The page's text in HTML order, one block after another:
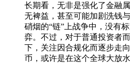
长期看，无非是强化了金融
无裨益，甚至可能加剧洗钱
硝烟的“链”上战争中，没有
弈。不过，对于普通投资者
下，关注因合规化而逐步走
币，或许是在这个全球大放